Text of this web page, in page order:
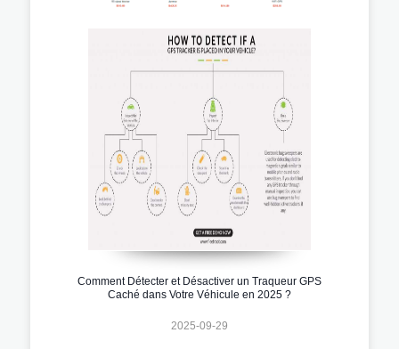
Comment Détecter et Désactiver un Traqueur GPS
Caché dans Votre Véhicule en 2025 ?
2025-09-29